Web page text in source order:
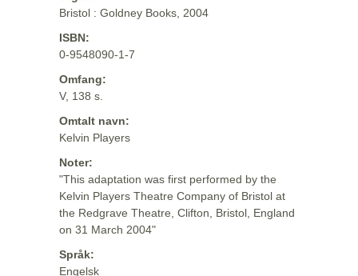
Bristol : Goldney Books, 2004
ISBN:
0-9548090-1-7
Omfang:
V, 138 s.
Omtalt navn:
Kelvin Players
Noter:
"This adaptation was first performed by the
Kelvin Players Theatre Company of Bristol at
the Redgrave Theatre, Clifton, Bristol, England
on 31 March 2004"
Språk:
Engelsk